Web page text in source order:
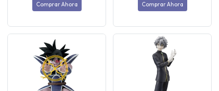
Comprar Ahora Comprar Ahora